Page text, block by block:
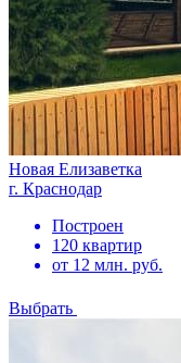
Новая Елизаветка
г. Краснодар
Построен
120 квартир
от 12 млн. руб.
Выбрать